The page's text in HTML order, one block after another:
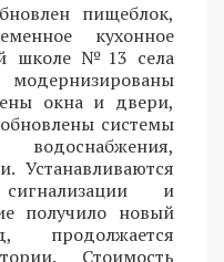
пищеблок,
кухонное
школе №13 села
окна и двери,
системы
Устанавливаются
и
получило новый
продолжается
Стоимость